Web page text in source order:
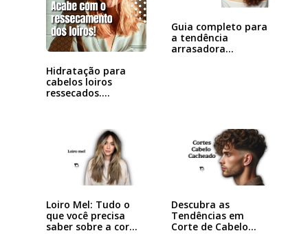
Hidratação para
cabelos loiros
ressecados.
Guia completo para
a tendência
arrasadora
Loiro Mel: Tudo o
que você precisa
saber sobre a cor…
Descubra as
Tendências em
Corte de Cabelo